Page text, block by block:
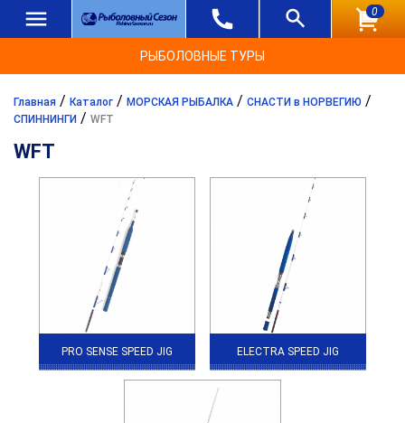
0
РЫБОЛОВНЫЕ ТУРЫ
Главная / Каталог / МОРСКАЯ РЫБАЛКА / СНАСТИ в НОРВЕГИЮ /
СПИННИНГИ / WFT
WFT
PRO SENSE SPEED JIG ELECTRA SPEED JIG